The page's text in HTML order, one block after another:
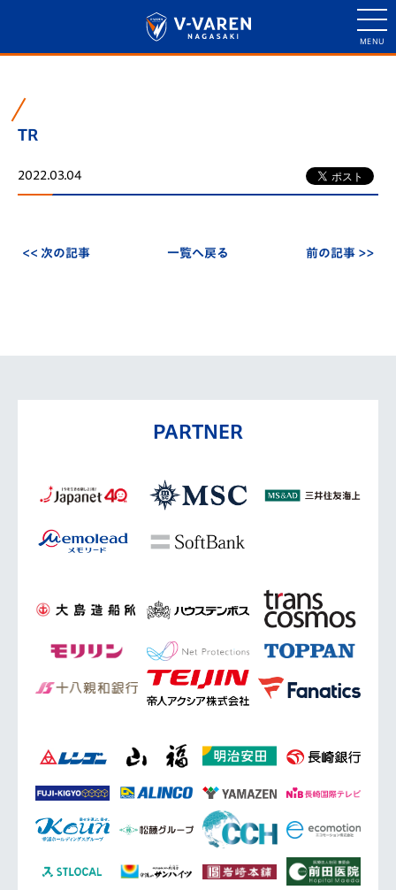
TR
2022.03.04
<< 次の記事 一覧へ戻る 前の記事 >>
PARTNER